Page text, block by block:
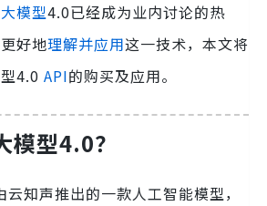
模型4.0已经成为业内讨论的热
好地理解并应用这一技术，本文将
4.0 API的购买及应用。
模型4.0？
知声推出的一款人工智能模型，